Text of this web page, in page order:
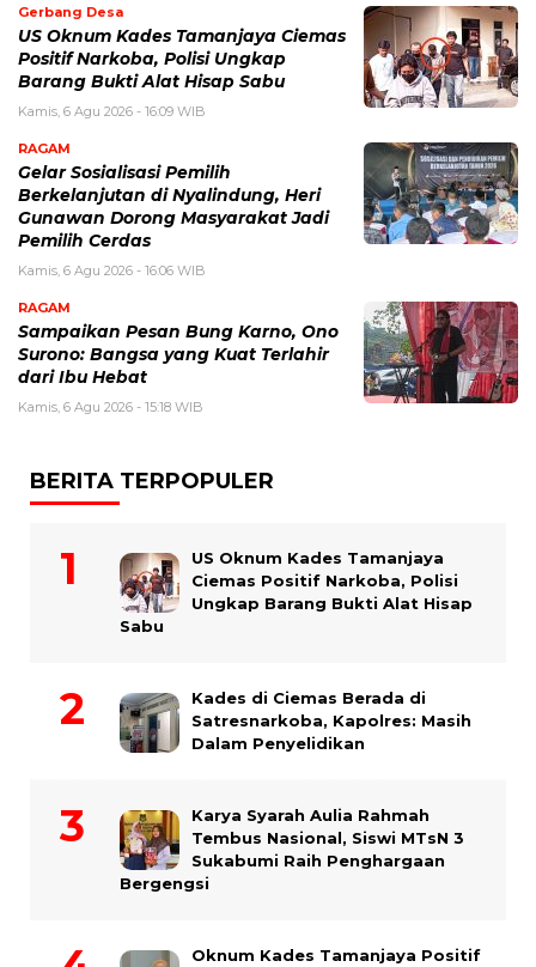
Gerbang Desa
US Oknum Kades Tamanjaya Ciemas
Positif Narkoba, Polisi Ungkap
Barang Bukti Alat Hisap Sabu
Kamis, 6 Agu 2026 - 16:09 WIB
RAGAM
Gelar Sosialisasi Pemilih
Berkelanjutan di Nyalindung, Heri
Gunawan Dorong Masyarakat Jadi
Pemilih Cerdas
Kamis, 6 Agu 2026 - 16:06 WIB
RAGAM
Sampaikan Pesan Bung Karno, Ono
Surono: Bangsa yang Kuat Terlahir
dari Ibu Hebat
Kamis, 6 Agu 2026 - 15:18 WIB
BERITA TERPOPULER
US Oknum Kades Tamanjaya
Ciemas Positif Narkoba, Polisi
Ungkap Barang Bukti Alat Hisap
Sabu
Kades di Ciemas Berada di
Satresnarkoba, Kapolres: Masih
Dalam Penyelidikan
Karya Syarah Aulia Rahmah
Tembus Nasional, Siswi MTsN 3
Sukabumi Raih Penghargaan
Bergengsi
Oknum Kades Tamanjaya Positif